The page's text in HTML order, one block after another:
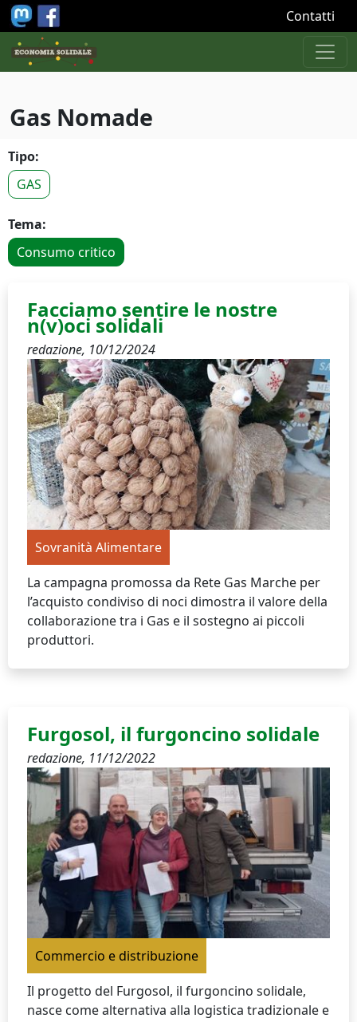
Salta al contenuto principale Contatti
Gas Nomade
Tipo:
GAS
Tema:
Consumo critico
Facciamo sentire le nostre
n(v)oci solidali
redazione, 10/12/2024
Sovranità Alimentare
La campagna promossa da Rete Gas Marche per
l’acquisto condiviso di noci dimostra il valore della
collaborazione tra i Gas e il sostegno ai piccoli
produttori.
Furgosol, il furgoncino solidale
redazione, 11/12/2022
Commercio e distribuzione
Il progetto del Furgosol, il furgoncino solidale,
nasce come alternativa alla logistica tradizionale e